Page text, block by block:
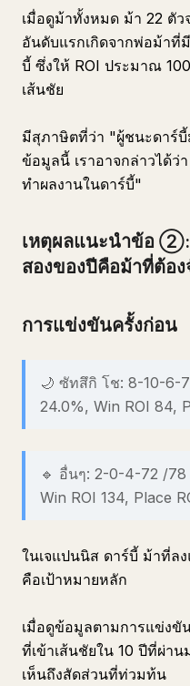
เมื่อดูม้าทั้งหมด ม้า 22 ตัว
อันดับแรกเกิดจากพ่อม้าที่
บี้ ซึ่งให้ ROI ประมาณ
เส้นชัย
มีสุภาษิตที่ว่า "ผู้ชนะดาร์
ข้อมูลนี้ เราอาจกล่าวได้ว่
ทำผลงานในดาร์บี้"
เหตุผลแนะนำข้อ ②:
สองของปีคือม้าที่ต้อ
การแข่งขันครั้งก่อน
🌙 ซัทสึกิ โช: 8-10-6-
24.0%, Win ROI 84,
🔹 อื่นๆ: 2-0-4-72 /
Win ROI 134, Place
ในเจแปนนิส ดาร์บี้ ม้าที่ล
คือเป้าหมายหลัก
เมื่อดูข้อมูลตามการแข่งขั
ที่เข้าเส้นชัยใน 10 ปีที่ผ่า
เห็นถึงสัดส่วนที่ท่วมท้น